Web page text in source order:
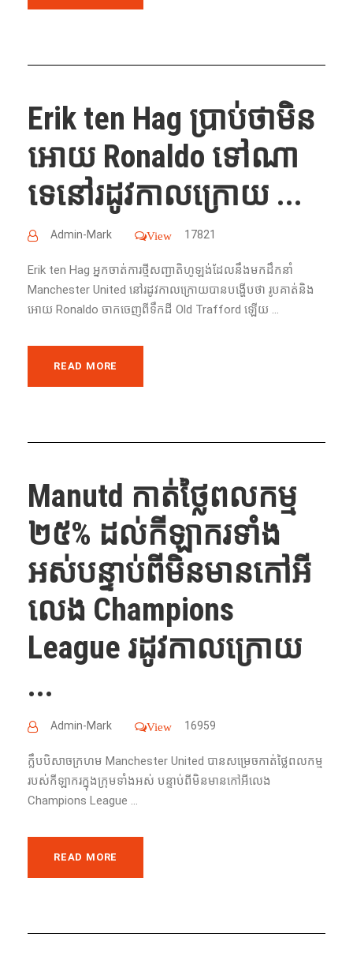
Erik ten Hag ប្រាប់ថាមិន
អោយ Ronaldo ទៅណា
ទេនៅរដូវកាលក្រោយ ...
Admin-Mark View 17821
Erik ten Hag អ្នកចាត់ការថ្មីសញ្ជាតិហូឡង់ដែលនឹងមកដឹកនាំ
Manchester United នៅរដូវកាលក្រោយបានបង្ហើបថា រូបគាត់និង
អោយ Ronaldo ចាកចេញពីទឹកដី Old Trafford ឡើយ ...
READ MORE
Manutd កាត់ថ្លៃពលកម្ម
២៥% ដល់កីឡាករទាំង
អស់បន្ទាប់ពីមិនមានកៅអី
លេង Champions
League រដូវកាលក្រោយ
...
Admin-Mark View 16959
ក្លឹបបិសាចក្រហម Manchester United បានសម្រេចកាត់ថ្លៃពលកម្ម
របស់កីឡាករក្នុងក្រុមទាំងអស់ បន្ទាប់ពីមិនមានកៅអីលេង
Champions League ...
READ MORE